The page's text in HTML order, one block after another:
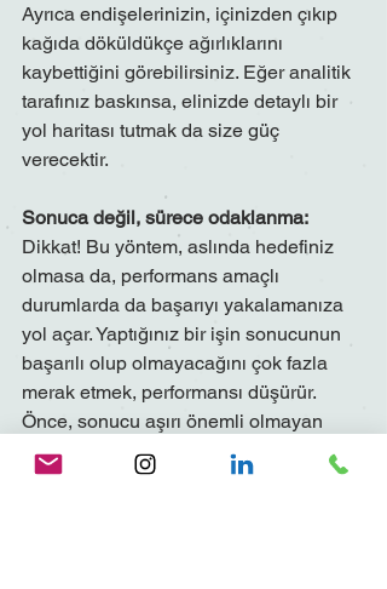
Ayrıca endişelerinizin, içinizden çıkıp
kağıda döküldükçe ağırlıklarını
kaybettiğini görebilirsiniz. Eğer analitik
tarafınız baskınsa, elinizde detaylı bir
yol haritası tutmak da size güç
verecektir.
Sonuca değil, sürece odaklanma:
Dikkat! Bu yöntem, aslında hedefiniz
olmasa da, performans amaçlı
durumlarda da başarıyı yakalamanıza
yol açar. Yaptığınız bir işin sonucunun
başarılı olup olmayacağını çok fazla
merak etmek, performansı düşürür.
Önce, sonucu aşırı önemli olmayan
faaliyetlerden birini seçin. Sürecin
içindeki küçük adımlara ve